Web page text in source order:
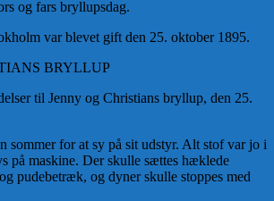
og fars bryllupsdag.
var blevet gift den 25. oktober 1895.
BRYLLUP
til Jenny og Christians bryllup, den 25.
sommer for at sy på sit udstyr. Alt stof var jo i
på maskine. Der skulle sættes hæklede
pudebetræk, og dyner skulle stoppes med